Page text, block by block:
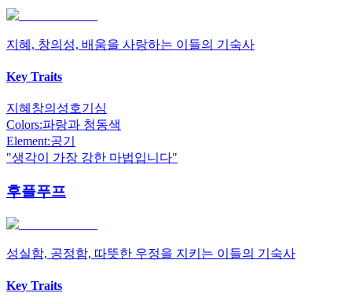
지혜, 창의성, 배움을 사랑하는 이들의 기숙사
Key Traits
지혜 창의성호기심
Colors:파랑과 청동색
Element:공기
"생각이 가장 강한 마법입니다"
후플푸프
성실함, 공정함, 따뜻한 우정을 지키는 이들의 기숙사
Key Traits